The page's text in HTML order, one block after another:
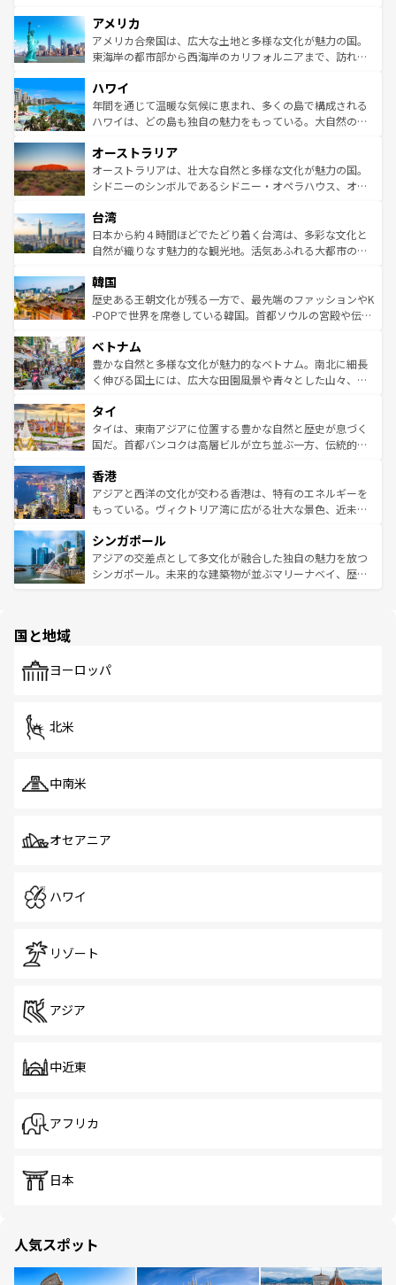
ンツ一覧を参照してほしい。
の建物がそのまま残る町や、スイスならではのユニークな
博物館もあり、アルプス観光だけでなく町歩きも満喫する
ことができる。国民の所得が高いため物価も高いが、旅行
ば市内交通費無料で観光を楽しむこともできる。 なお、新
着のスイス情報はコンテンツ一覧 を参照してほしい。
アメリカ
アメリカ合衆国は、広大な土地と多様な文化が魅力の国。
東海岸の都市部から西海岸のカリフォルニアまで、訪れる
のような巨大都市は、観光、ショッピング、エンターテイ
ンメントが詰まった刺激的なスポットだ。一方、アメリカ
西部には大自然が広がり、グランドキャニオンやイエロー
部のニューオーリンズでは、音楽と美食が融合した独特の
文化が魅力。旅行者はアメリカの各地域で異なる魅力を楽
しみながら、その多様性と豊かな歴史を感じることができ
ならではの贅沢な旅のスタイルだ。 なお、新着のアメリカ
情報はコンテンツ一覧を参照してほしい。
ハワイ
年間を通じて温暖な気候に恵まれ、多くの島で構成される
ハワイは、どの島も独自の魅力をもっている。大自然の神
ワイ島は見逃せない。また、定番の観光地といえばオアフ
島だが、静かな自然を求めるならマウイ島やカウアイ島が
おすすめ。エメラルドグリーンに輝く海をはじめ、豊かな
れるおもてなしの心で訪れる人々を迎えてくれるハワイの
人々、おいしいローカルフードやハワイアンミュージッ
ク、伝統的なフラダンスなど、すべてがハワイの魅力を彩
ワイを、存分に味わってほしい。 なお、新着のハワイ情報
はコンテンツ一覧を参照してほしい。
オーストラリア
オーストラリアは、壮大な自然と多様な文化が魅力の国。
シドニーのシンボルであるシドニー・オペラハウス、オー
リアリーフや大陸中央部にそびえるウルル（エアーズロッ
ク）、タスマニアの美しい原生林やケアンズの熱帯雨林な
ど、見どころがたくさん。また、カフェやワイン、オージ
いる。アクティビティも充実しており、サーフィンやダイ
ビング、ハイキングなど、アウトドア好きにはたまらな
い。オーストラリアの多彩な魅力を存分に味わいつくそ
参照してほしい。
台湾
日本から約４時間ほどでたどり着く台湾は、多彩な文化と
自然が織りなす魅力的な観光地。活気あふれる大都市の台
ン）、静ひつな山岳地帯である台湾東部など、都市の喧騒
と山間の静けさが共存しており、訪れる人に新しい発見と
驚きをもたらしてくれる。また、奥深い台湾の食文化も魅
容にもいいと評判のスイーツなど、バラエティ豊かな料理
が味わえる。 なお、新着の台湾情報は コンテンツ一覧を参
照してほしい。
韓国
歴史ある王朝文化が残る一方で、最先端のファッションやK
-POPで世界を席巻している韓国。首都ソウルの宮殿や伝統
き、地方に足を延ばせば四季折々の自然美を楽しむことが
できる。そして、キムチや焼肉、絶品のストリートフード
まで、さまざまな韓国料理が待っている。夜には、韓国な
リティに包まれながら、韓国の多彩な魅力を心ゆくまで味
わってみてほしい。 なお、新着の韓国情報はコンテンツ一
覧を参照してほしい。
ベトナム
豊かな自然と多様な文化が魅力的なベトナム。南北に細長
く伸びる国土には、広大な田園風景や青々とした山々、世
急速な発展と共に伝統が息づく。ハノイの古い町並みやホ
ーチミン市のフランス統治時代の建物も、独特の雰囲気を
醸し出している。また、バラエティの豊かさとおいしさで
とつ。フォーやバインミー、ベトナムコーヒーなどは、ぜ
ひ現地で味わいたい。どの地域を訪れてもあたたかい人々
が旅行者を迎えてくれるので、きっと忘れられない旅にな
参照してほしい。
タイ
タイは、東南アジアに位置する豊かな自然と歴史が息づく
国だ。首都バンコクは高層ビルが立ち並ぶ一方、伝統的な
の活気が交差している。北部ではチェンマイなどの山岳地
帯で自然と触れ合い、南部ではプーケットやクラビの美し
いビーチでリゾート気分を楽しむことができる。タイ料理
激する。気候は一年中温暖で、どの季節にも異なる楽しみ
が待っている。親しみやすいタイの人々、仏教を中心とし
た文化、そして多様な観光資源が、訪れる旅人を魅了し続
香港
アジアと西洋の文化が交わる香港は、特有のエネルギーを
もっている。ヴィクトリア湾に広がる壮大な景色、近未来
み、どこを訪れても感動するはず。観光スポットが密集し
ており、効率よく見どころを回れるのも魅力。息をのむよ
うな絶景から文化的な体験まで、香港を存分に楽しみ尽く
シンガポール
アジアの交差点として多文化が融合した独自の魅力を放つ
シンガポール。未来的な建築物が並ぶマリーナベイ、歴史
で、ホーカーズは地元の風情を楽しめる外せないスポット
国と地域
ヨーロッパ
北米
中南米
オセアニア
ハワイ
リゾート
アジア
中近東
アフリカ
日本
人気スポット